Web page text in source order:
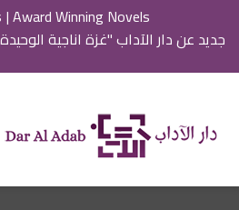
Award Winning Novels |
جديد عن دار الآداب "غزة اناجية